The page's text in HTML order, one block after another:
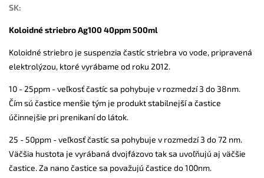
SK:
Koloidné striebro Ag100 40ppm 500ml
Koloidné striebro je suspenzia častíc striebra vo vode, pripravená
elektrolýzou, ktoré vyrábame od roku 2012.
10 - 25ppm - veľkosť častíc sa pohybuje v rozmedzí 3 do 38nm.
Čím sú častice menšie tým je produkt stabilnejší a častice
účinnejšie pri prenikaní do látok.
25 - 50ppm - veľkosť častíc sa pohybuje v rozmedzí 3 do 72 nm.
Väčšia hustota je vyrábaná dvojfázovo tak sa uvoľňujú aj väčšie
častice. Za nano častice sa považujú častice do 100nm.